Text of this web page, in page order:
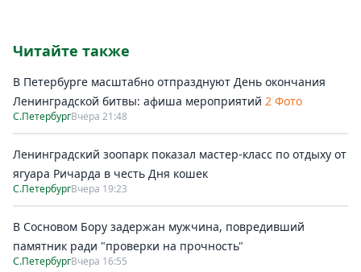
Читайте также
В Петербурге масштабно отпразднуют День окончания
Ленинградской битвы: афиша мероприятий 2 Фото
С.ПетербургВчера 21:48
Ленинградский зоопарк показал мастер-класс по отдыху от
ягуара Ричарда в честь Дня кошек
С.ПетербургВчера 19:23
В Сосновом Бору задержан мужчина, повредивший
памятник ради "проверки на прочность"
С.ПетербургВчера 16:55